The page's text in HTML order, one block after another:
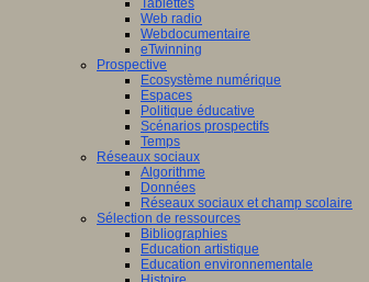
Tablettes
Web radio
Webdocumentaire
eTwinning
Prospective
Ecosystème numérique
Espaces
Politique éducative
Scénarios prospectifs
Temps
Réseaux sociaux
Algorithme
Données
Réseaux sociaux et champ scolaire
Sélection de ressources
Bibliographies
Education artistique
Education environnementale